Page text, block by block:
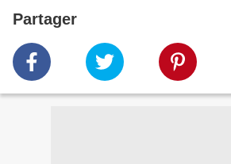
Partager